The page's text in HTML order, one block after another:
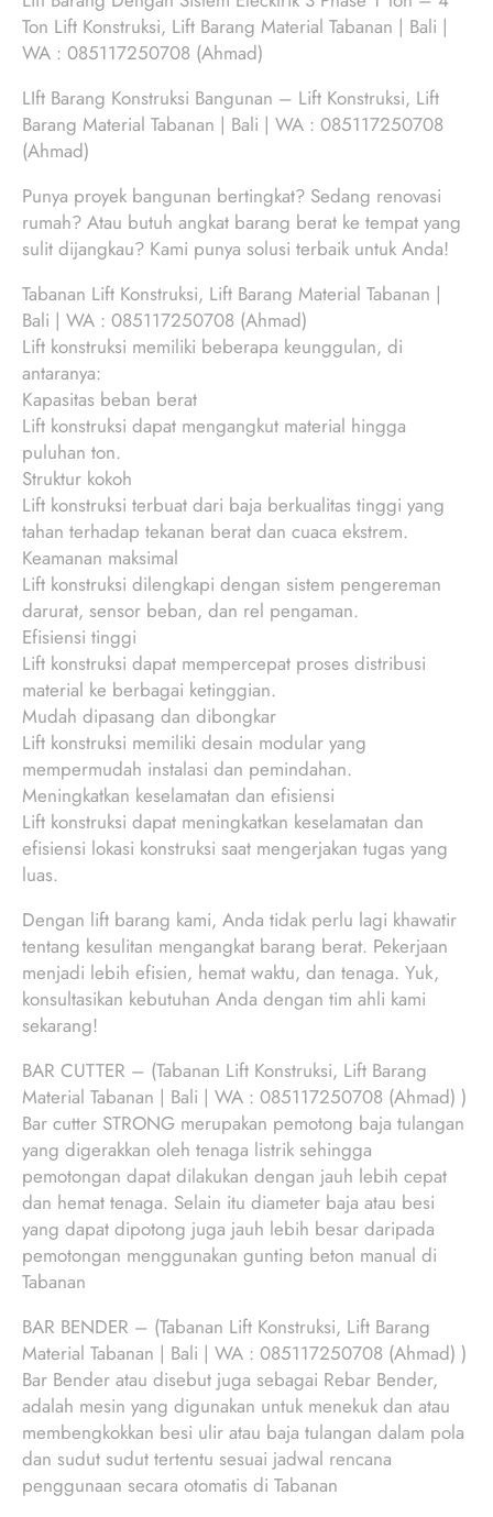
Ton Lift Konstruksi, Lift Barang Material Tabanan | Bali |
WA : 085117250708 (Ahmad)
LIft Barang Konstruksi Bangunan – Lift Konstruksi, Lift
Barang Material Tabanan | Bali | WA : 085117250708
(Ahmad)
Punya proyek bangunan bertingkat? Sedang renovasi
rumah? Atau butuh angkat barang berat ke tempat yang
sulit dijangkau? Kami punya solusi terbaik untuk Anda!
Tabanan Lift Konstruksi, Lift Barang Material Tabanan |
Bali | WA : 085117250708 (Ahmad)
Lift konstruksi memiliki beberapa keunggulan, di
antaranya:
Kapasitas beban berat
Lift konstruksi dapat mengangkut material hingga
puluhan ton.
Struktur kokoh
Lift konstruksi terbuat dari baja berkualitas tinggi yang
tahan terhadap tekanan berat dan cuaca ekstrem.
Keamanan maksimal
Lift konstruksi dilengkapi dengan sistem pengereman
darurat, sensor beban, dan rel pengaman.
Efisiensi tinggi
Lift konstruksi dapat mempercepat proses distribusi
material ke berbagai ketinggian.
Mudah dipasang dan dibongkar
Lift konstruksi memiliki desain modular yang
mempermudah instalasi dan pemindahan.
Meningkatkan keselamatan dan efisiensi
Lift konstruksi dapat meningkatkan keselamatan dan
efisiensi lokasi konstruksi saat mengerjakan tugas yang
luas.
Dengan lift barang kami, Anda tidak perlu lagi khawatir
tentang kesulitan mengangkat barang berat. Pekerjaan
menjadi lebih efisien, hemat waktu, dan tenaga. Yuk,
konsultasikan kebutuhan Anda dengan tim ahli kami
sekarang!
BAR CUTTER – (Tabanan Lift Konstruksi, Lift Barang
Material Tabanan | Bali | WA : 085117250708 (Ahmad) )
Bar cutter STRONG merupakan pemotong baja tulangan
yang digerakkan oleh tenaga listrik sehingga
pemotongan dapat dilakukan dengan jauh lebih cepat
dan hemat tenaga. Selain itu diameter baja atau besi
yang dapat dipotong juga jauh lebih besar daripada
pemotongan menggunakan gunting beton manual di
Tabanan
BAR BENDER – (Tabanan Lift Konstruksi, Lift Barang
Material Tabanan | Bali | WA : 085117250708 (Ahmad) )
Bar Bender atau disebut juga sebagai Rebar Bender,
adalah mesin yang digunakan untuk menekuk dan atau
membengkokkan besi ulir atau baja tulangan dalam pola
dan sudut sudut tertentu sesuai jadwal rencana
penggunaan secara otomatis di Tabanan